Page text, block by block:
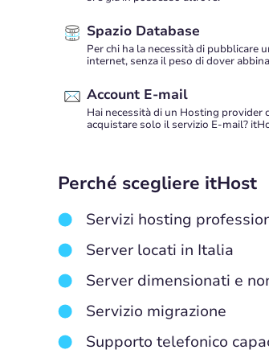
Spazio Database
Per chi ha la necessità di pubblicare
internet, senza il peso di dover
Account E-mail
Hai necessità di un Hosting provider
acquistare solo il servizio E-mail?
Perché scegliere itHost
Servizi hosting
Server locati in Italia
Server dimensionati e
Servizio migrazione
Supporto telefonico